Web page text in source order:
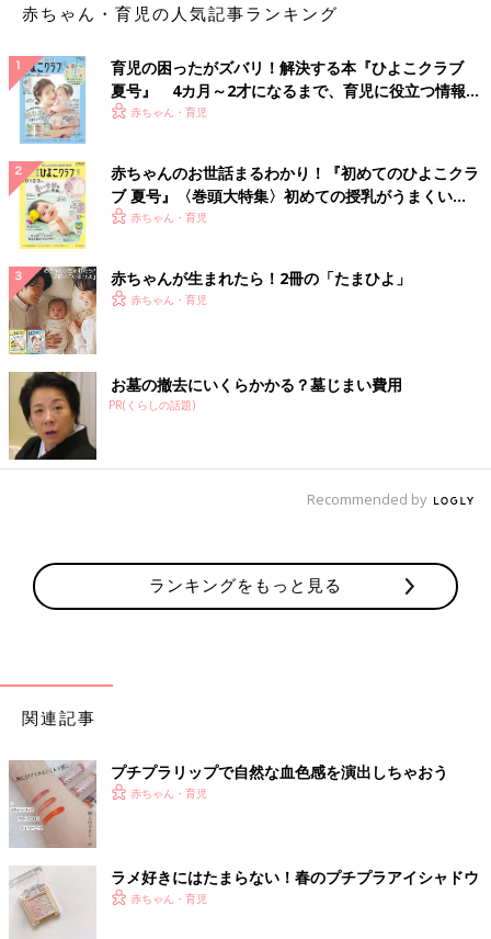
塗りやすくなるそうです。
ダイソーのリキッドアイシャドウは密着力◎
出典：Instagramアカウント「biyou.molmot」
biyou.molmotさんがダイソーでGETしたのはスパイラルガール
うです♪
赤ちゃん・育児の人気記事ランキング
育児の困ったがズバリ！解決する本『ひよこクラブ
夏号』 4カ月～2才になるまで、育児に役立つ情報が
いっぱい！
赤ちゃん・育児
赤ちゃんのお世話まるわかり！『初めてのひよこクラ
ブ 夏号』〈巻頭大特集〉初めての授乳がうまくい
く！ おっぱい・ミルクの基本と夏のトラブル 解決テ
赤ちゃん・育児
赤ちゃんが生まれたら！2冊の「たまひよ」
赤ちゃん・育児
お墓の撤去にいくらかかる？墓じまい費用
PR(くらしの話題)
Recommended by
ランキングをもっと見る
関連記事
プチプラリップで自然な血色感を演出しちゃおう
赤ちゃん・育児
ラメ好きにはたまらない！春のプチプラアイシャドウ
赤ちゃん・育児